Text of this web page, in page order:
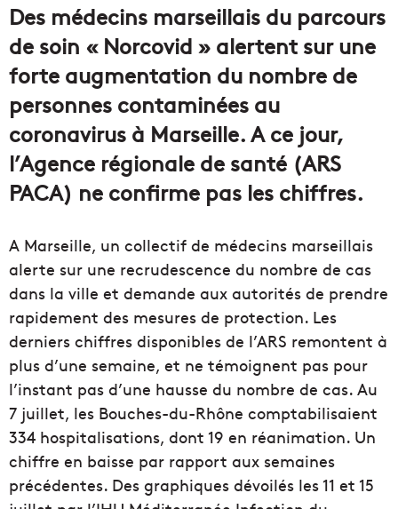
Des médecins marseillais du parcours
de soin « Norcovid » alertent sur une
forte augmentation du nombre de
personnes contaminées au
coronavirus à Marseille. A ce jour,
l’Agence régionale de santé (ARS
PACA) ne confirme pas les chiffres.
A Marseille, un collectif de médecins marseillais
alerte sur une recrudescence du nombre de cas
dans la ville et demande aux autorités de prendre
rapidement des mesures de protection. Les
derniers chiffres disponibles de l’ARS remontent à
plus d’une semaine, et ne témoignent pas pour
l’instant pas d’une hausse du nombre de cas. Au
7 juillet, les Bouches-du-Rhône comptabilisaient
334 hospitalisations, dont 19 en réanimation. Un
chiffre en baisse par rapport aux semaines
précédentes. Des graphiques dévoilés les 11 et 15